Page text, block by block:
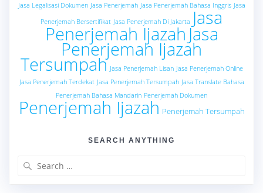
Jasa Legalisasi Dokumen Jasa Penerjemah Jasa Penerjemah Bahasa Inggris Jasa
Penerjemah Bersertifikat Jasa Penerjemah Di Jakarta Jasa
Penerjemah Ijazah Jasa
Penerjemah Ijazah
Tersumpah Jasa Penerjemah Lisan Jasa Penerjemah Online
Jasa Penerjemah Terdekat Jasa Penerjemah Tersumpah Jasa Translate Bahasa
Penerjemah Bahasa Mandarin Penerjemah Dokumen
Penerjemah Ijazah Penerjemah Tersumpah
SEARCH ANYTHING